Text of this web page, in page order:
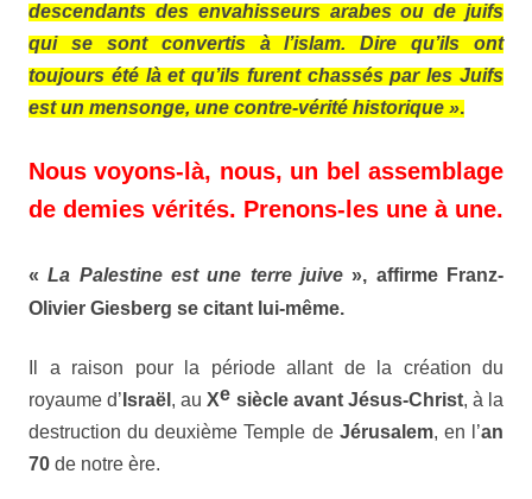
descendants des envahisseurs arabes ou de juifs
qui se sont convertis à l’islam. Dire qu’ils ont
toujours été là et qu’ils furent chassés par les Juifs
est un mensonge, une contre-vérité historique ».
Nous voyons-là, nous, un bel assemblage
de demies vérités. Prenons-les une à une.
«La Palestine est une terre juive », affirme Franz-
Olivier Giesberg se citant lui-même.
Il a raison pour la période allant de la création du
royaume d’ Israël , auXe siècle avant Jésus-Christ, à la
destruction du deuxième Temple de Jérusalem, en l’an
70 de notre ère.